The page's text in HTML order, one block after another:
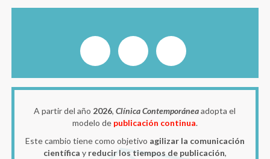
A partir del año 2026,Clínica Contemporáneaadopta el
modelo de publicación continua.
Este cambio tiene como objetivo agilizar la comunicación
científica y reducir los tiempos de publicación,